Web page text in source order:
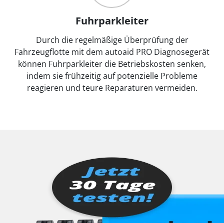
Fuhrparkleiter
Durch die regelmäßige Überprüfung der
Fahrzeugflotte mit dem autoaid PRO Diagnosegerät
können Fuhrparkleiter die Betriebskosten senken,
indem sie frühzeitig auf potenzielle Probleme
reagieren und teure Reparaturen vermeiden.